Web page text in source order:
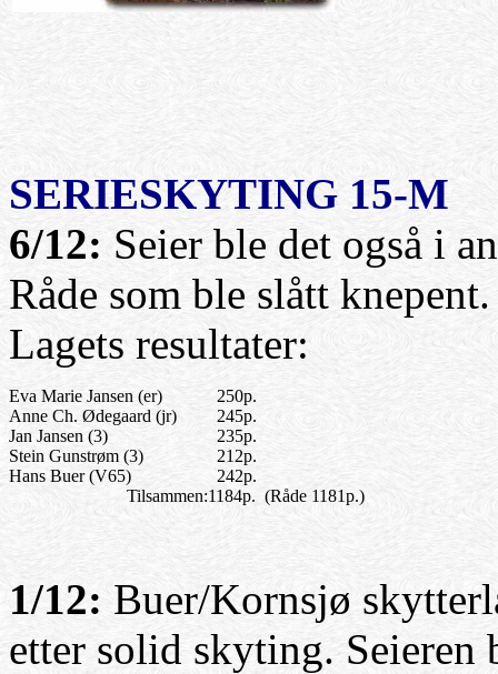
SERIESKYTING 15-M
6/12:Seier ble det også i
Råde som ble slått
Lagets resultater:
Eva Marie Jansen (er)
250p.
Anne Ch. Ødegaard (jr)
245p.
Jan Jansen (3)
235p.
Stein Gunstrøm (3)
212p.
Hans Buer (V65)
242p.
Tilsammen:1184p. (Råde 1181p.)
1/12: Buer/Kornsjø
etter solid skyting. Seieren